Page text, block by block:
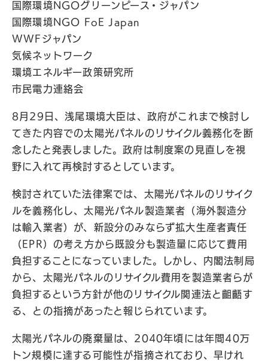
国際環境NGOグリーンピース・ジャパン
国際環境NGO FoE Japan
WWFジャパン
気候ネットワーク
環境エネルギー政策研究所
市民電力連絡会
8月29日、浅尾環境大臣は、政府がこれまで検討し
てきた内容での太陽光パネルのリサイクル義務化を断
念したと発表しました。政府は制度案の見直しを視
野に入れて再検討するとしています。
検討されていた法律案では、太陽光パネルのリサイク
ルを義務化し、太陽光パネル製造業者（海外製造分
は輸入業者）が、新設分のみならず拡大生産者責任
（EPR）の考え方から既設分も製造量に応じて費用
負担することになっていました。しかし、内閣法制局
から、太陽光パネルのリサイクル費用を製造業者らが
負担するという方針が他のリサイクル関連法と齟齬す
る、との指摘があったと報じられています。
太陽光パネルの廃棄量は、2040年頃には年間40万
トン規模に達する可能性が指摘されており、早けれ